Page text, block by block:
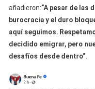
añadieron:“A pesar de las
burocracia y el duro
aquí seguimos.
decidido emigrar, pero
desafíos desde dentro”